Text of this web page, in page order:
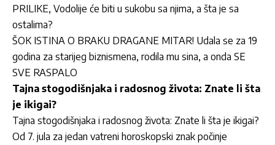
PRILIKE, Vodolije će biti u sukobu sa njima, a šta je sa
ostalima?
ŠOK ISTINA O BRAKU DRAGANE MITAR! Udala se za 19
godina za starijeg biznismena, rodila mu sina, a onda SE
SVE RASPALO
Tajna stogodišnjaka i radosnog života: Znate li šta
je ikigai?
Tajna stogodišnjaka i radosnog života: Znate li šta je ikigai?
Od 7. jula za jedan vatreni horoskopski znak počinje